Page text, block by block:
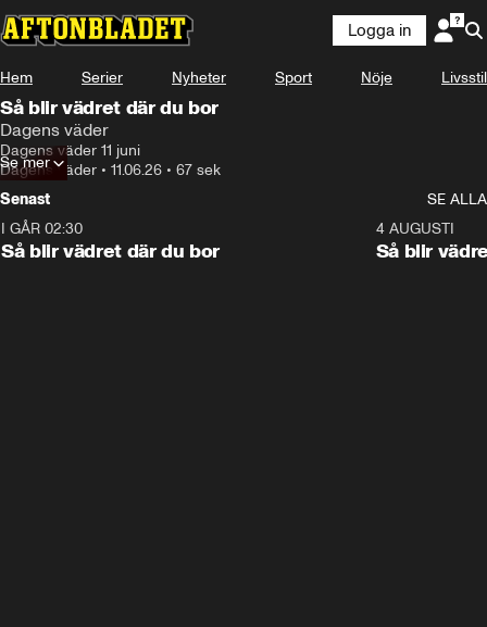
Logga in
Hem Serier Nyheter Sport Nöje Livsstil
Så blir vädret där du bor
Dagens väder
Dagens väder 11 juni
Dagens väder • 11.06.26 • 67 sek
Se mer
Senast
SE ALLA
I GÅR 02:30
Så blir vädret där du bor
4 AUGUSTI
Så blir